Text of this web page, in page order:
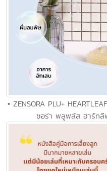
• ZENSORA PLU+
ซอร่า พลูพลัส ฮาร์ท